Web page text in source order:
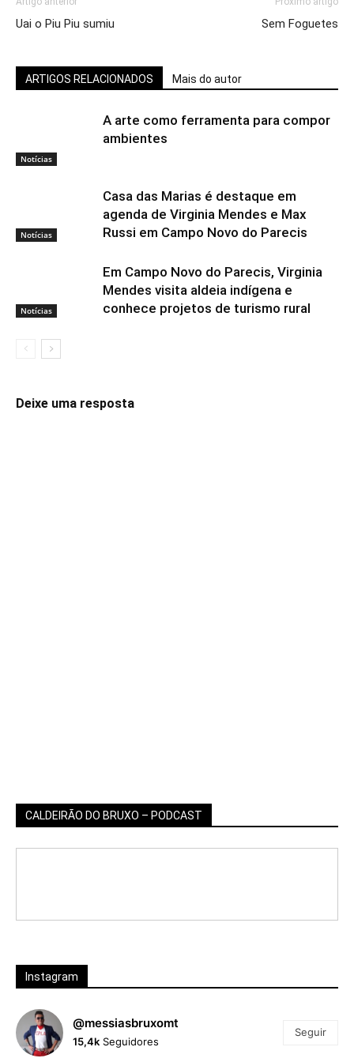
Uai o Piu Piu sumiu Sem Foguetes
ARTIGOS RELACIONADOS Mais do autor
Notícias
A arte como ferramenta para compor
ambientes
Notícias
Casa das Marias é destaque em
agenda de Virginia Mendes e Max
Russi em Campo Novo do Parecis
Notícias
Em Campo Novo do Parecis, Virginia
Mendes visita aldeia indígena e
conhece projetos de turismo rural
Deixe uma resposta
CALDEIRÃO DO BRUXO – PODCAST
Instagram
@messiasbruxomt
15,4k Seguidores
Seguir